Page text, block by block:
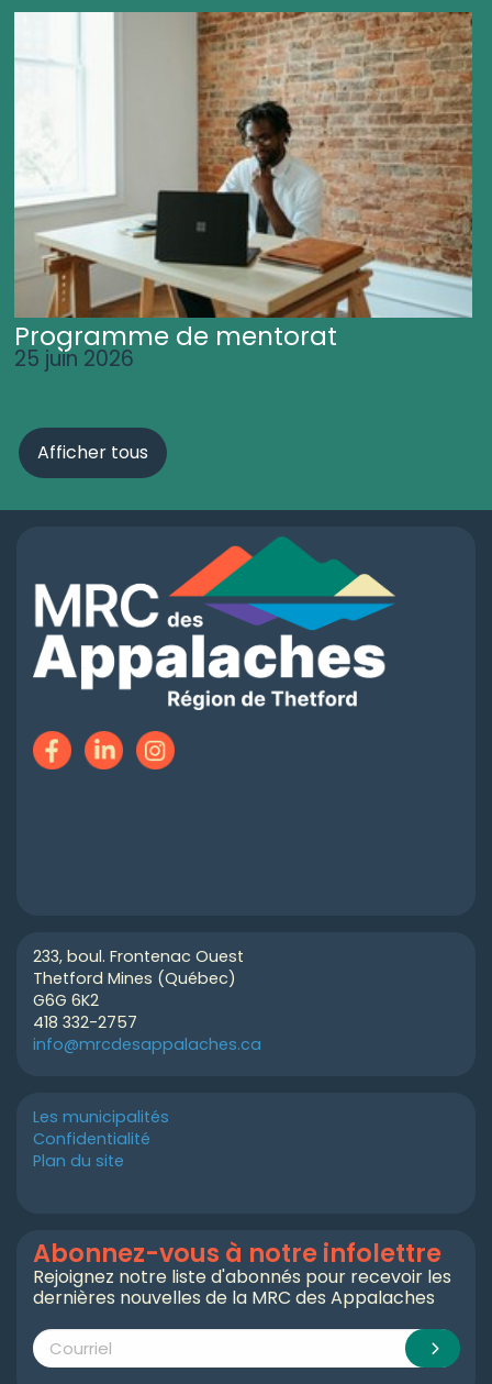
Programme de mentorat
25 juin 2026
Afficher tous
233, boul. Frontenac Ouest
Thetford Mines (Québec)
G6G 6K2
418 332-2757
info@mrcdesappalaches.ca
Les municipalités
Confidentialité
Plan du site
Abonnez-vous à notre infolettre
Rejoignez notre liste d'abonnés pour recevoir les
dernières nouvelles de la MRC des Appalaches